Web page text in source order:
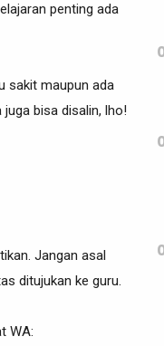
penting ada
sakit maupun ada
bisa disalin, lho!
Jangan asal
ditujukan ke guru.
WA: